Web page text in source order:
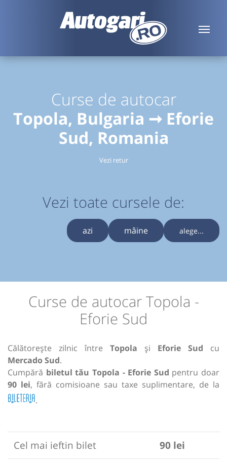
Curse de autocar
Topola, Bulgaria ➞ Eforie
Sud, Romania
Vezi retur
Vezi toate cursele de:
azi mâine alege...
Curse de autocar Topola -
Eforie Sud
Călătorește zilnic între Topola și Eforie Sud cu
Mercado Sud.
Cumpără biletul tău Topola - Eforie Sud pentru doar
90 lei, fără comisioane sau taxe suplimentare, de la
.
Cel mai ieftin bilet
90 lei